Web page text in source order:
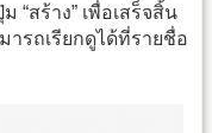
“สร้าง” เพื่อเสร็จสิ้น
รถเรียกดูได้ที่รายชื่อ